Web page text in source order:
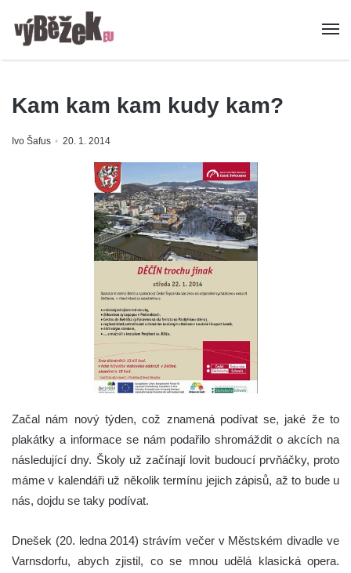
Kam kam kam kudy kam?
Ivo Šafus 20. 1. 2014
Začal nám nový týden, což znamená podívat se, jaké že to
plakátky a informace se nám podařilo shromáždit o akcích na
následující dny. Školy už začínají lovit budoucí prvňáčky, proto
máme v kalendáři už několik termínu jejich zápisů, až to bude u
nás, dojdu se taky podívat.
Dnešek (20. ledna 2014) strávím večer v Městském divadle ve
Varnsdorfu, abych zjistil, co se mnou udělá klasická opera.